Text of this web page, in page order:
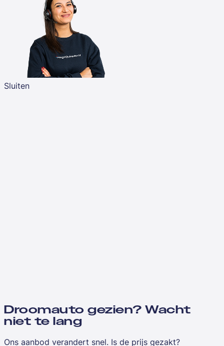
Sluiten
Droomauto gezien? Wacht
niet te lang
Ons aanbod verandert snel. Is de prijs gezakt?